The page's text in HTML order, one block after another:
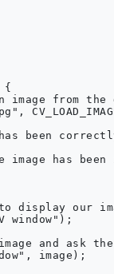
{
image from the
been
image has been
display our
window");
and ask
image);